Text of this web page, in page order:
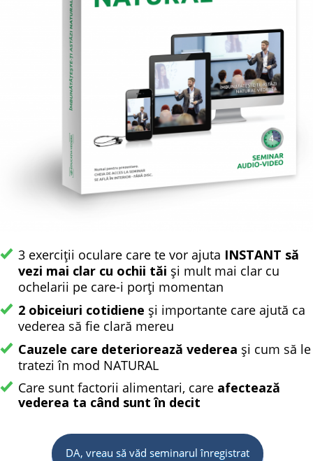
3 exerciții oculare care te vor ajuta INSTANT să
vezi mai clar cu ochii tăi și mult mai clar cu
ochelarii pe care-i porți momentan
2 obiceiuri cotidiene și importante care ajută ca
vederea să fie clară mereu
Cauzele care deteriorează vederea și cum să le
tratezi în mod NATURAL
Care sunt factorii alimentari, care afectează
vederea ta când sunt în deficit
DA, vreau să văd seminarul înregistrat